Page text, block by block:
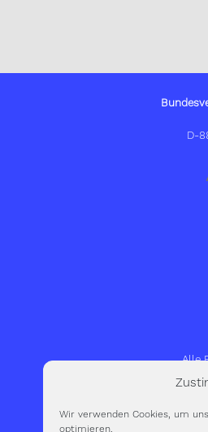
Wir verwenden Cookies, um
optimieren.
D-
Alle